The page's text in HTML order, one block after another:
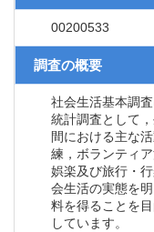
00200533
調査の概要
社会生活基本調
統計調査として
間における主な
練，ボランティ
娯楽及び旅行・
会生活の実態を
料を得ることを
しています。